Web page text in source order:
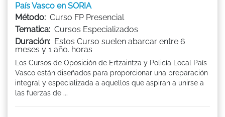
País Vasco en SORIA
Método: Curso FP Presencial
Tematica: Cursos Especializados
Duración: Estos Curso suelen abarcar entre 6
meses y 1 año. horas
Los Cursos de Oposición de Ertzaintza y Policía Local País
Vasco están diseñados para proporcionar una preparación
integral y especializada a aquellos que aspiran a unirse a
las fuerzas de ...